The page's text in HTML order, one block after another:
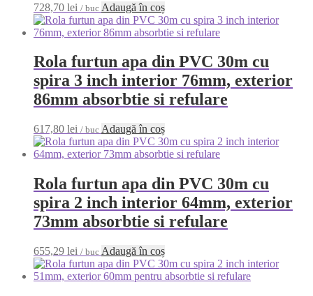
728,70 lei / buc Adaugă în coș
Rola furtun apa din PVC 30m cu
spira 3 inch interior 76mm, exterior
86mm absorbtie si refulare
617,80 lei / buc Adaugă în coș
Rola furtun apa din PVC 30m cu
spira 2 inch interior 64mm, exterior
73mm absorbtie si refulare
655,29 lei / buc Adaugă în coș